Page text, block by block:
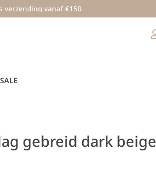
verzending vanaf €150
SALE
gebreid dark beige